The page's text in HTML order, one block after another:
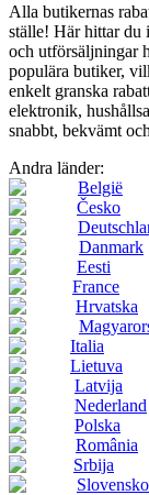
Alla butikernas
ställe! Här hittar du
och utförsäljningar
populära butiker,
enkelt granska
elektronik,
snabbt, bekvämt
Andra länder:
België
Česko
Danmark
Eesti
France
Hrvatska
Italia
Lietuva
Latvija
Nederland
Polska
România
Srbija
Slovensko